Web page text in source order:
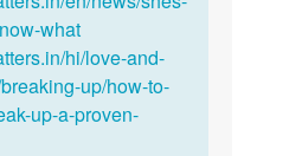
what
hi/love-and-
up/how-to-
up-a-proven-